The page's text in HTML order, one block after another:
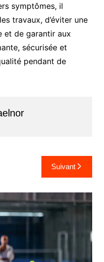
symptômes, il
travaux, d’éviter une
et de garantir aux
sécurisée et
pendant de
Suivant